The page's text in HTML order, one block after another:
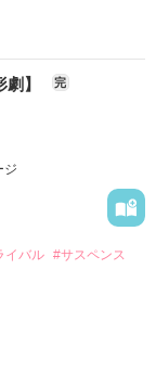
の長編大
、拘置所から忽
が経過した。
事件。自殺した
貴嶋佑聖の名前
はなく、法律、
りません。
事故とは関係が
】 完
ジ
イバル #サスペンス